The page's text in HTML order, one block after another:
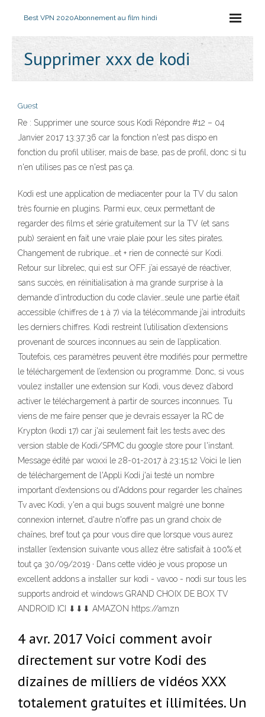
Best VPN 2020Abonnement au film hindi
Supprimer xxx de kodi
Guest
Re : Supprimer une source sous Kodi Répondre #12 – 04
Janvier 2017 13:37:36 car la fonction n'est pas dispo en
fonction du profil utiliser, mais de base, pas de profil, donc si tu
n'en utilises pas ce n'est pas ça.
Kodi est une application de mediacenter pour la TV du salon
très fournie en plugins. Parmi eux, ceux permettant de
regarder des films et série gratuitement sur la TV (et sans
pub) seraient en fait une vraie plaie pour les sites pirates.
Changement de rubrique….et + rien de connecté sur Kodi.
Retour sur librelec, qui est sur OFF. j’ai essayé de réactiver,
sans succès, en réinitialisation à ma grande surprise à la
demande d’introduction du code clavier…seule une partie était
accessible (chiffres de 1 à 7) via la télécommande j’ai introduits
les derniers chiffres. Kodi restreint l’utilisation d’extensions
provenant de sources inconnues au sein de l’application.
Toutefois, ces paramètres peuvent être modifiés pour permettre
le téléchargement de l’extension ou programme. Donc, si vous
voulez installer une extension sur Kodi, vous devez d’abord
activer le téléchargement à partir de sources inconnues. Tu
viens de me faire penser que je devrais essayer la RC de
Krypton (kodi 17) car j'ai seulement fait les tests avec des
version stable de Kodi/SPMC du google store pour l'instant.
Message édité par woxxi le 28-01-2017 à 23:15:12 Voici le lien
de téléchargement de l'Appli Kodi j'ai testé un nombre
important d’extensions ou d'Addons pour regarder les chaînes
Tv avec Kodi, y'en a qui bugs souvent malgré une bonne
connexion internet, d'autre n'offre pas un grand choix de
chaînes, bref tout ça pour vous dire que lorsque vous aurez
installer l’extension suivante vous allez être satisfait à 100% et
tout ça 30/09/2019 · Dans cette vidéo je vous propose un
excellent addons a installer sur kodi - vavoo - nodi sur tous les
supports android et windows GRAND CHOIX DE BOX TV
ANDROID ICI ⬇⬇⬇ AMAZON https://amzn
4 avr. 2017 Voici comment avoir
directement sur votre Kodi des
dizaines de milliers de vidéos XXX
totalement gratuites et illimitées. Un